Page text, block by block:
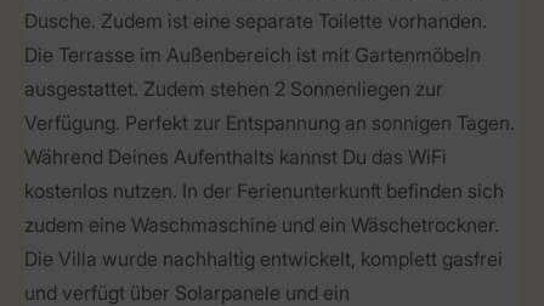
Dusche. Zudem ist eine separate Toilette vorhanden.
Die Terrasse im Außenbereich ist mit Gartenmöbeln
ausgestattet. Zudem stehen 2 Sonnenliegen zur
Verfügung. Perfekt zur Entspannung an sonnigen Tagen.
Während Deines Aufenthalts kannst Du das WiFi
kostenlos nutzen. In der Ferienunterkunft befinden sich
zudem eine Waschmaschine und ein Wäschetrockner.
Die Villa wurde nachhaltig entwickelt, komplett gasfrei
und verfügt über Solarpanele und ein